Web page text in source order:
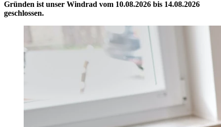
Gründen ist unser Windrad vom 10.08.2026 bis 14.08.2026
geschlossen.